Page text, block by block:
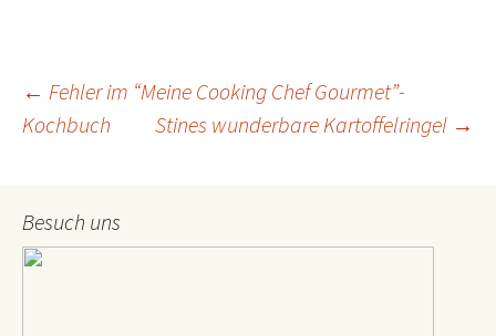
Beitrags-
Navigation
← Fehler im “Meine Cooking Chef Gourmet”-
Kochbuch
Stines wunderbare Kartoffelringel →
Besuch uns